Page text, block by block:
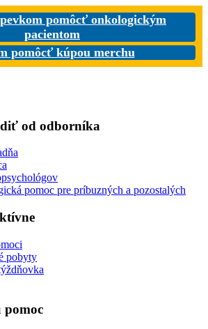
pomôcť onkologickým
pacientom
pomôcť kúpou merchu
od odborníka
pomoc pre príbuzných a pozostalých
pobyty